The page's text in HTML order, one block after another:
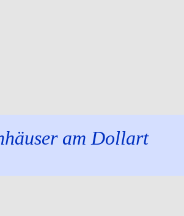
am Dollart